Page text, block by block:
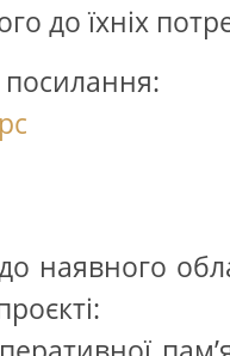
до їхніх
посилання:
наявного